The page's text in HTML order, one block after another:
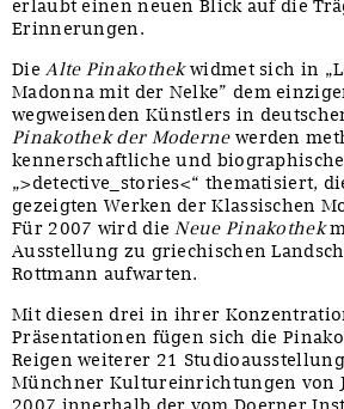
erlaubt einen neuen Blick auf die
Erinnerungen.
DieAlte Pinakothekwidmet sich in
Madonna mit der Nelke” dem
wegweisenden Künstlers in
Pinakothek der Modernewerden
kennerschaftliche und
„>detective_stories<“ thematisiert,
gezeigten Werken der Klassischen
Für 2007 wird dieNeue Pinakothek
Ausstellung zu griechischen
Rottmann aufwarten.
Mit diesen drei in ihrer
Präsentationen fügen sich die
Reigen weiterer 21
Münchner Kultureinrichtungen von